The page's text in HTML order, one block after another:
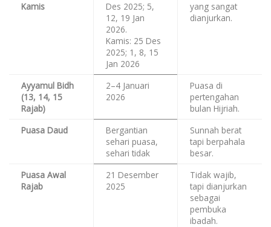
Kamis
Des 2025; 5,
12, 19 Jan
2026.
Kamis: 25 Des
2025; 1, 8, 15
Jan 2026
yang sangat
dianjurkan.
Ayyamul Bidh
(13, 14, 15
Rajab)
2–4 Januari
2026
Puasa di
pertengahan
bulan Hijriah.
Puasa Daud
Bergantian
sehari puasa,
sehari tidak
Sunnah berat
tapi berpahala
besar.
Puasa Awal
Rajab
21 Desember
2025
Tidak wajib,
tapi dianjurkan
sebagai
pembuka
ibadah.